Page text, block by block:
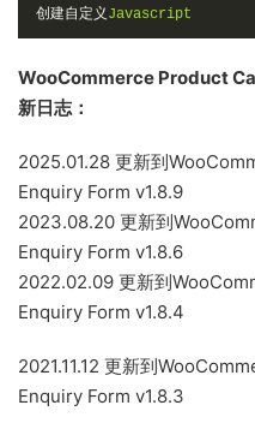
创建自定义Javascript
WooCommerce Product
新日志：
2025.01.28 更新到
Enquiry Form v1.8.9
2023.08.20 更新到
Enquiry Form v1.8.6
2022.02.09 更新到
Enquiry Form v1.8.4
2021.11.12 更新到
Enquiry Form v1.8.3